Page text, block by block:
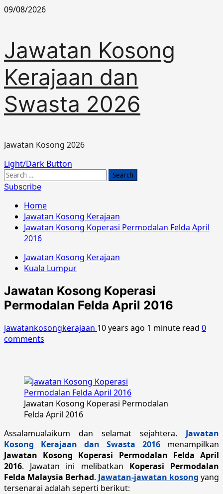
Skip
09/08/2026
Jawatan Kosong
Kerajaan dan
Swasta 2026
Jawatan Kosong 2026
Primary
Menu
Light/Dark Button
Search
for:
Subscribe
Home
Jawatan Kosong Kerajaan
Jawatan Kosong Koperasi Permodalan Felda April
2016
Jawatan Kosong Kerajaan
Kuala Lumpur
Jawatan Kosong Koperasi
Permodalan Felda April 2016
jawatankosongkerajaan 10 years ago 1 minute read 0
comments
Jawatan Kosong Koperasi Permodalan
Felda April 2016
Assalamualaikum dan selamat sejahtera. Jawatan
Kosong Kerajaan dan Swasta 2016 menampilkan
Jawatan Kosong Koperasi Permodalan Felda April
2016. Jawatan ini melibatkan Koperasi Permodalan
Felda Malaysia Berhad. Jawatan-jawatan kosong yang
tersenarai adalah seperti berikut: